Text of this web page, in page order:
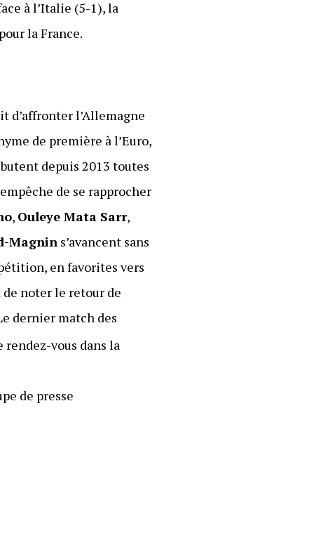
à l’Italie (5-1), la
la France.
d’affronter l’Allemagne
de première à l’Euro,
depuis 2013 toutes
de se rapprocher
, Ouleye Mata Sarr,
Magnin s’avancent sans
en favorites vers
noter le retour de
dernier match des
vous dans la
de presse